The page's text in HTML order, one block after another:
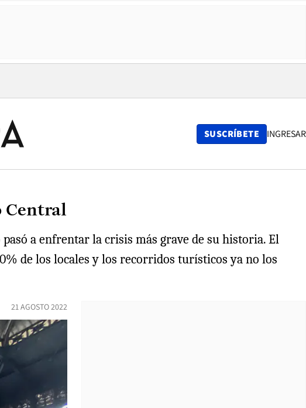
window
SUSCRÍBETE INGRESAR
Central
a enfrentar la crisis más grave de su historia. El
de los locales y los recorridos turísticos ya no los
21 AGOSTO 2022